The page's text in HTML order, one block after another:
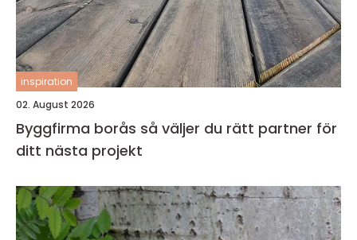
inspiration
02. August 2026
Byggfirma borås så väljer du rätt partner för
ditt nästa projekt